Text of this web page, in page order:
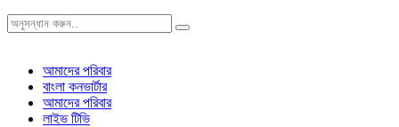
আমাদের পরিবার
বাংলা কনভার্টার
আমাদের পরিবার
লাইভ টিভি